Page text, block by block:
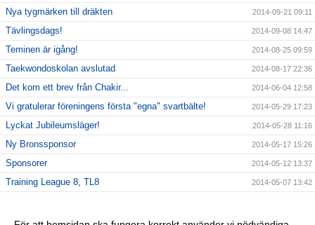
Nya tygmärken till dräkten 2014-09-21 09:11
Tävlingsdags! 2014-09-08 14:47
Teminen är igång! 2014-08-25 09:59
Taekwondoskolan avslutad 2014-08-17 22:36
Det kom ett brev från Chakir... 2014-06-04 12:58
Vi gratulerar föreningens första "egna" svartbälte! 2014-05-29 17:23
Lyckat Jubileumsläger! 2014-05-28 11:16
Ny Bronssponsor 2014-05-17 15:26
Sponsorer 2014-05-12 13:37
Training League 8, TL8 2014-05-07 13:42
Tävlingsdags! 2014-04-11 10:14